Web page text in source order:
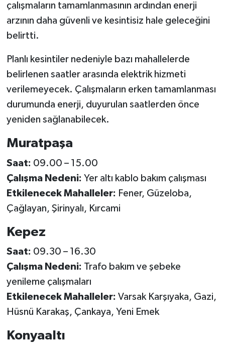
çalışmaların tamamlanmasının ardından enerji
arzının daha güvenli ve kesintisiz hale geleceğini
belirtti.
Planlı kesintiler nedeniyle bazı mahallelerde
belirlenen saatler arasında elektrik hizmeti
verilemeyecek. Çalışmaların erken tamamlanması
durumunda enerji, duyurulan saatlerden önce
yeniden sağlanabilecek.
Muratpaşa
Saat: 09.00 – 15.00
Çalışma Nedeni: Yer altı kablo bakım çalışması
Etkilenecek Mahalleler: Fener, Güzeloba,
Çağlayan, Şirinyalı, Kırcami
Kepez
Saat: 09.30 – 16.30
Çalışma Nedeni: Trafo bakım ve şebeke
yenileme çalışmaları
Etkilenecek Mahalleler: Varsak Karşıyaka, Gazi,
Hüsnü Karakaş, Çankaya, Yeni Emek
Konyaaltı